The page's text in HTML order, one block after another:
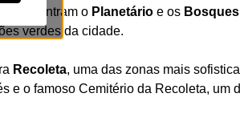
se encontram o Planetário e os
verdes da cidade.
Recoleta, uma das zonas mais
e o famoso Cemitério da Recoleta, um